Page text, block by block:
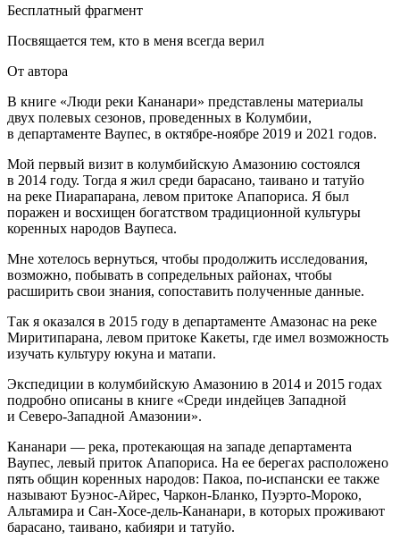
Бесплатный фрагмент
Посвящается тем, кто в меня всегда верил
От автора
В книге «Люди реки Кананари» представлены материалы
двух полевых сезонов, проведенных в Колумбии,
в департаменте Ваупес, в октябре-ноябре 2019 и 2021 годов.
Мой первый визит в колумбийскую Амазонию состоялся
в 2014 году. Тогда я жил среди барасано, таивано и татуйо
на реке Пиарапарана, левом притоке Апапориса. Я был
поражен и восхищен богатством традиционной культуры
коренных народов Ваупеса.
Мне хотелось вернуться, чтобы продолжить исследования,
возможно, побывать в сопредельных районах, чтобы
расширить свои знания, сопоставить полученные данные.
Так я оказался в 2015 году в департаменте Амазонас на реке
Миритипарана, левом притоке Какеты, где имел возможность
изучать культуру юкуна и матапи.
Экспедиции в колумбийскую Амазонию в 2014 и 2015 годах
подробно описаны в книге «Среди индейцев Западной
и Северо-Западной Амазонии».
Кананари — река, протекающая на западе департамента
Ваупес, левый приток Апапориса. На ее берегах расположено
пять общин коренных народов: Пакоа, по-испански ее также
называют Буэнос-Айрес, Чаркон-Бланко, Пуэрто-Мороко,
Альтамира и Сан-Хосе-дель-Кананари, в которых проживают
барасано, таивано, кабияри и татуйо.